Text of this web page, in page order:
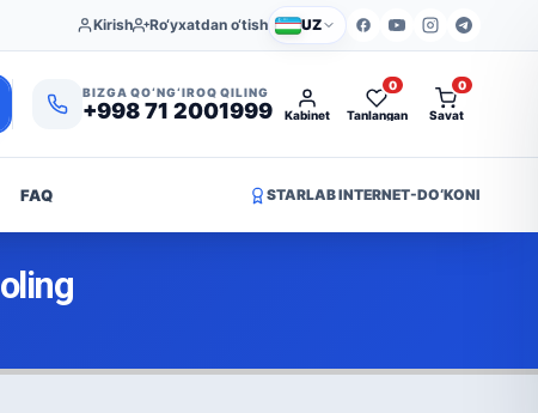
Kirish Ro‘yxatdan o‘tish UZ
BIZGA QO‘NG‘IROQ QILING
+998 71 2001999 Kabinet Tanlangan
0
Savat
0
FAQ STARLAB INTERNET-DO‘KONI